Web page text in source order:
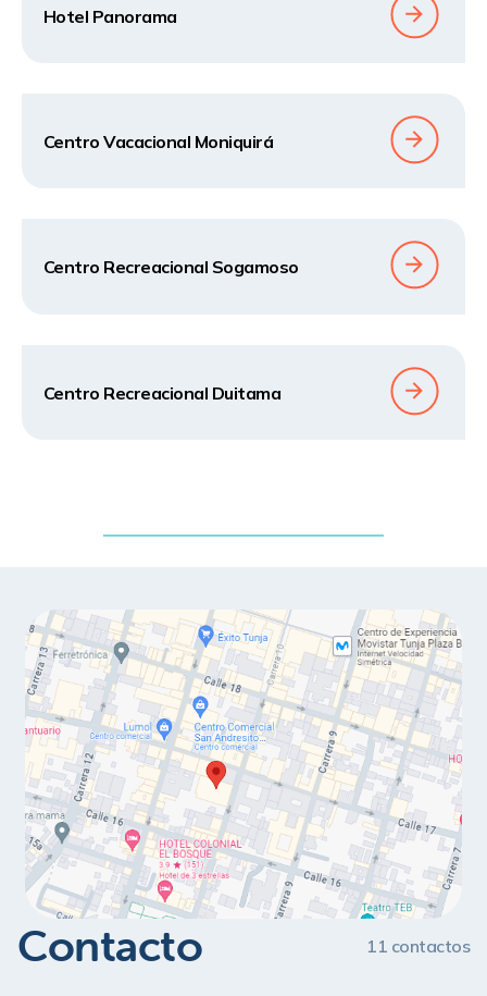
Hotel Panorama
Centro Vacacional Moniquirá
Centro Recreacional Sogamoso
Centro Recreacional Duitama
Contacto 11 contactos